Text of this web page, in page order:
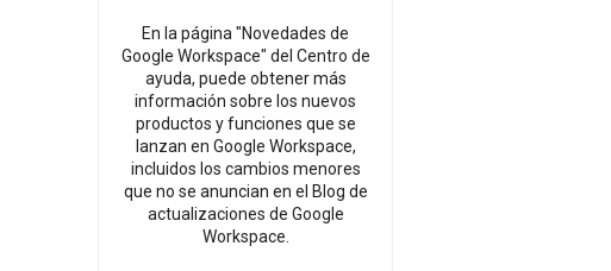
En la página "Novedades de
Google Workspace" del Centro de
ayuda, puede obtener más
información sobre los nuevos
productos y funciones que se
lanzan en Google Workspace,
incluidos los cambios menores
que no se anuncian en el Blog de
actualizaciones de Google
Workspace.